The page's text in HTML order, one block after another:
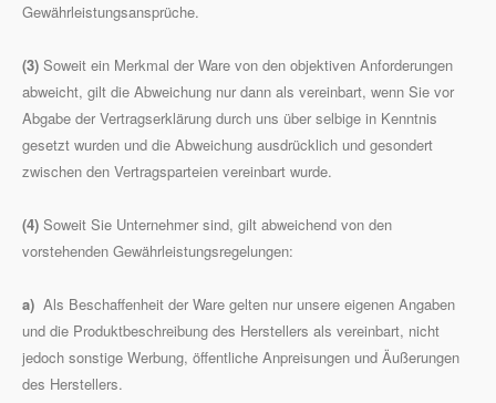
Gewährleistungsansprüche.
(3) Soweit ein Merkmal der Ware von den objektiven Anforderungen
abweicht, gilt die Abweichung nur dann als vereinbart, wenn Sie vor
Abgabe der Vertragserklärung durch uns über selbige in Kenntnis
gesetzt wurden und die Abweichung ausdrücklich und gesondert
zwischen den Vertragsparteien vereinbart wurde.
(4) Soweit Sie Unternehmer sind, gilt abweichend von den
vorstehenden Gewährleistungsregelungen:
a) Als Beschaffenheit der Ware gelten nur unsere eigenen Angaben
und die Produktbeschreibung des Herstellers als vereinbart, nicht
jedoch sonstige Werbung, öffentliche Anpreisungen und Äußerungen
des Herstellers.